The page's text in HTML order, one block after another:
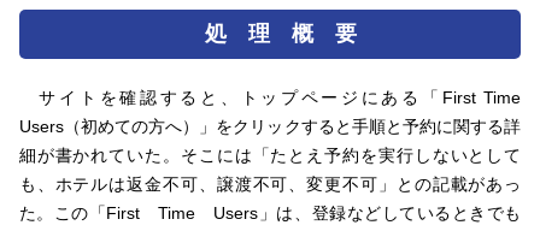
処 理 概 要
サイトを確認すると、トップページにある「First Time
Users（初めての方へ）」をクリックすると手順と予約に関する詳
細が書かれていた。そこには「たとえ予約を実行しないとして
も、ホテルは返金不可、譲渡不可、変更不可」との記載があっ
た。この「First Time Users」は、登録などしているときでも